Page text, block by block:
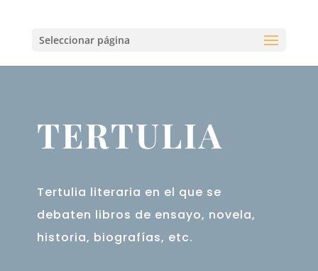
Seleccionar página
TERTULIA
Tertulia literaria en el que se
debaten libros de ensayo, novela,
historia, biografías, etc.